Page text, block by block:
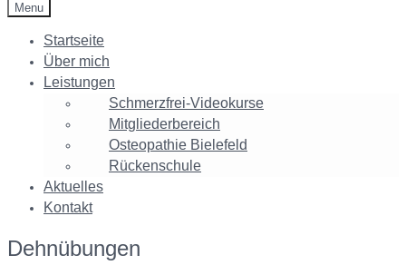
Menu
Startseite
Über mich
Leistungen
Schmerzfrei-Videokurse
Mitgliederbereich
Osteopathie Bielefeld
Rückenschule
Aktuelles
Kontakt
Dehnübungen